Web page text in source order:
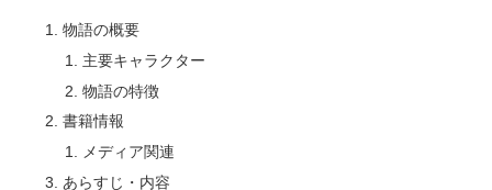
物語の概要
主要キャラクター
物語の特徴
書籍情報
メディア関連
あらすじ・内容